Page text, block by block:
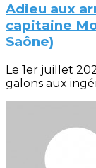
Adieu aux
capitaine
Saône)
Le 1er juillet
galons aux